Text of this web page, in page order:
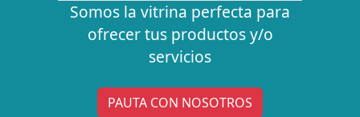
Somos la vitrina perfecta para
ofrecer tus productos y/o
servicios
PAUTA CON NOSOTROS